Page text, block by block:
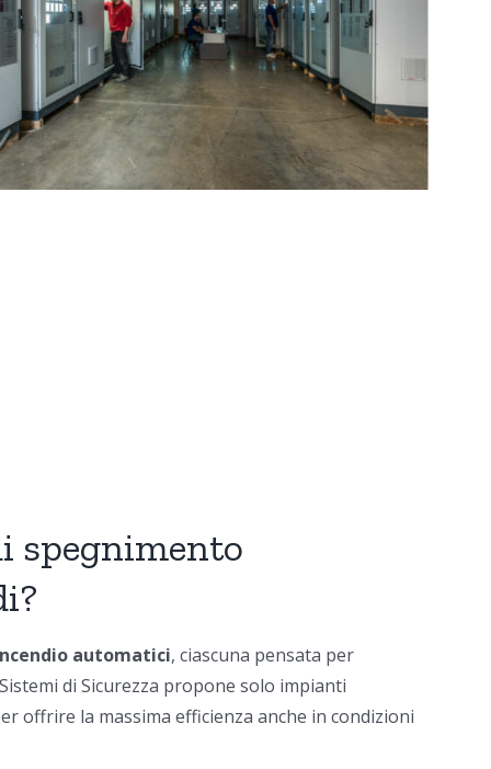
spegnimento
automatici, ciascuna pensata per
Sistemi di Sicurezza propone solo impianti
offrire la massima efficienza anche in condizioni